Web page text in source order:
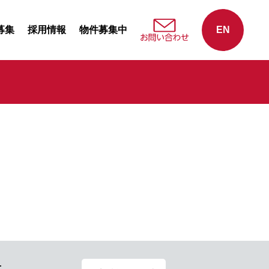
集 採用情報 物件募集中 EN